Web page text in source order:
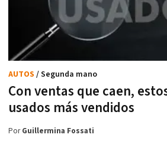
Con ventas que caen,
usados más vendidos
AUTOS / Segunda mano
PorGuillermina Fossati